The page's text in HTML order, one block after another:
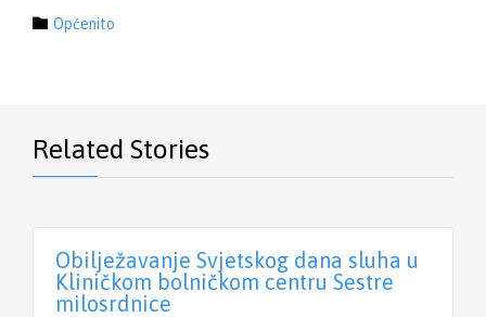
 Category
Općenito
Related Stories
Obilježavanje Svjetskog dana sluha u
Kliničkom bolničkom centru Sestre
milosrdnice